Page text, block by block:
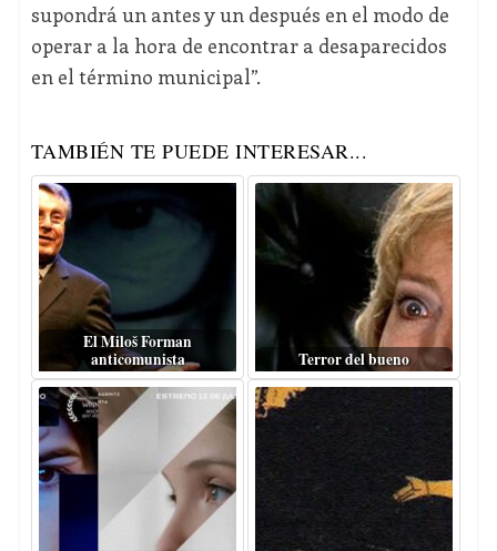
supondrá un antes y un después en el modo de
operar a la hora de encontrar a desaparecidos
en el término municipal”.
TAMBIÉN TE PUEDE INTERESAR...
El Miloš Forman
anticomunista
Terror del bueno